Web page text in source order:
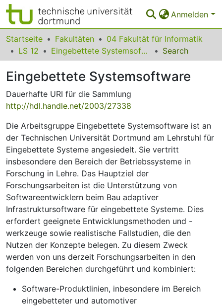
Anmelden
Bereiche & Sammlungen
Das gesamte Repositorium
Statistiken
FAQ
Zurück zur Startseite
Startseite Fakultäten
04 Fakultät für Informatik
LS 12
Eingebettete Systemsoftware Search
Eingebettete Systemsoftware
Dauerhafte URI für die Sammlung
http://hdl.handle.net/2003/27338
Die Arbeitsgruppe Eingebettete Systemsoftware ist an
der Technischen Universität Dortmund am Lehrstuhl für
Eingebettete Systeme angesiedelt. Sie vertritt
insbesondere den Bereich der Betriebssysteme in
Forschung in Lehre. Das Hauptziel der
Forschungsarbeiten ist die Unterstützung von
Softwareentwicklern beim Bau adaptiver
Infrastruktursoftware für eingebettete Systeme. Dies
erfordert geeignete Entwicklungsmethoden und -
werkzeuge sowie realistische Fallstudien, die den
Nutzen der Konzepte belegen. Zu diesem Zweck
werden von uns derzeit Forschungsarbeiten in den
folgenden Bereichen durchgeführt und kombiniert:
Software-Produktlinien, inbesondere im Bereich
eingebetteter und automotiver